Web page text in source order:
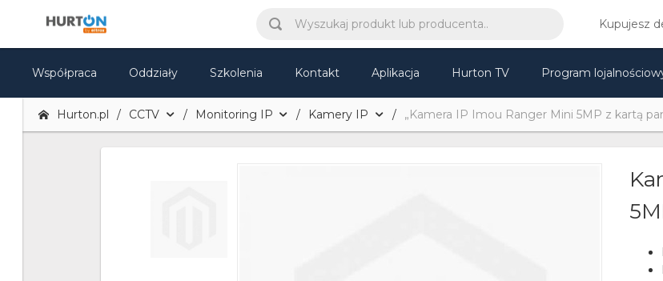
Kupujesz
Współpraca Oddziały Szkolenia Kontakt Aplikacja Hurton TV Program
Hurton.pl CCTV Monitoring IP Kamery IP „Kamera IP Imou Ranger Mini 5MP z kartą